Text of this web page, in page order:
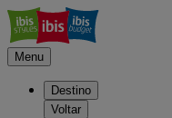
Menu
Destino
Voltar